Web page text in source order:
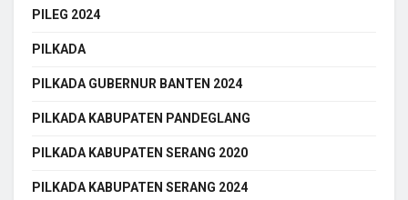
PILEG 2024
PILKADA
PILKADA GUBERNUR BANTEN 2024
PILKADA KABUPATEN PANDEGLANG
PILKADA KABUPATEN SERANG 2020
PILKADA KABUPATEN SERANG 2024